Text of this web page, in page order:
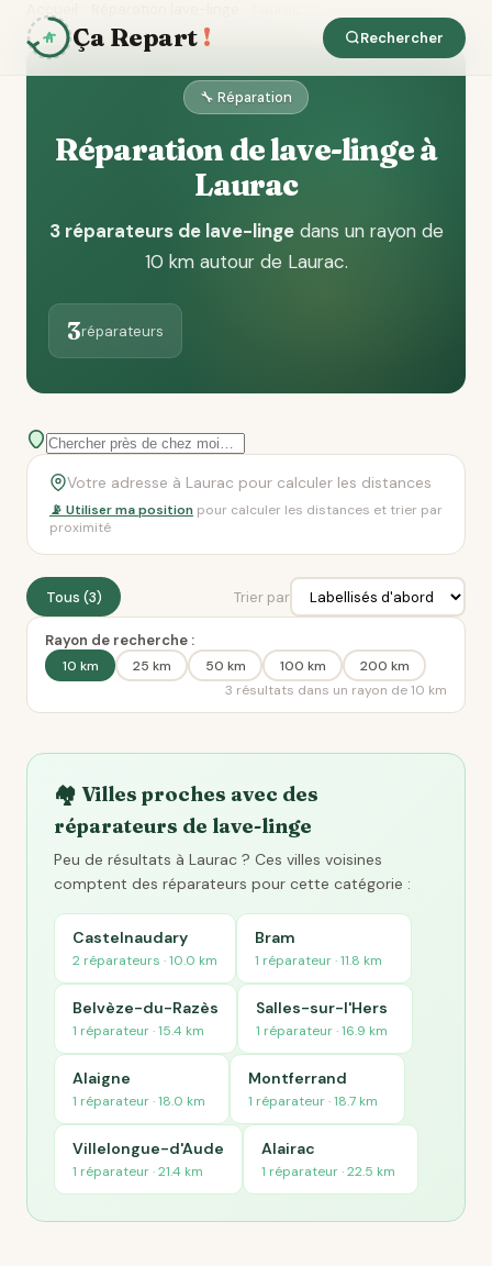
Ça Repart ! Rechercher
🔧 Réparation
Réparation de lave-linge à
Laurac
3 réparateurs de lave-lingedans un rayon de
10 km autour de Laurac.
3réparateurs
📡 Utiliser ma position pour calculer les distances et trier par
proximité
Tous (3) Trier par
Rayon de recherche :
10 km 25 km 50 km 100 km
200 km
3 résultats dans un rayon de 10 km
🏘️ Villes proches avec des
réparateurs de lave-linge
Peu de résultats à Laurac ? Ces villes voisines
comptent des réparateurs pour cette catégorie :
Castelnaudary
2 réparateurs · 10.0 km
Bram
1 réparateur · 11.8 km
Belvèze-du-Razès
1 réparateur · 15.4 km
Salles-sur-l'Hers
1 réparateur · 16.9 km
Alaigne
1 réparateur · 18.0 km
Montferrand
1 réparateur · 18.7 km
Villelongue-d'Aude
1 réparateur · 21.4 km
Alairac
1 réparateur · 22.5 km